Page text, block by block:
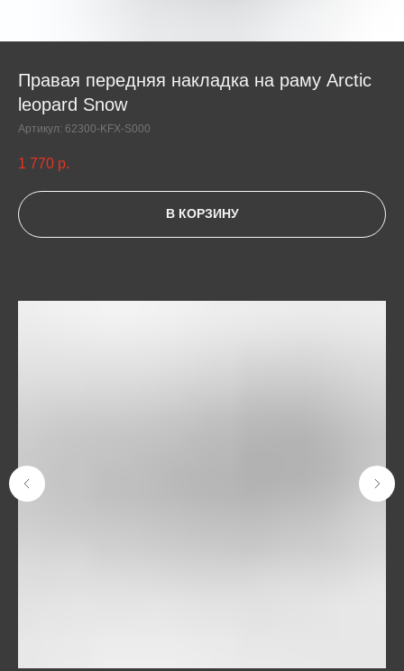
Правая передняя накладка на раму Arctic
leopard Snow
Артикул: 62300-KFX-S000
1 770 р.
В КОРЗИНУ